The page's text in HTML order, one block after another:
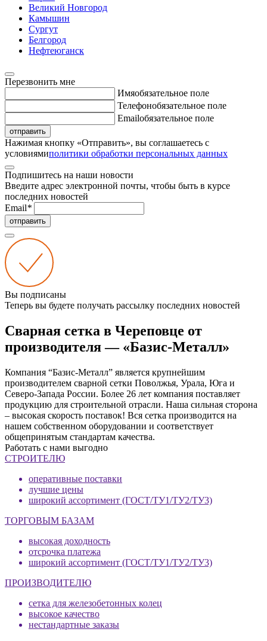
Великий Новгород
Камышин
Сургут
Белгород
Нефтеюганск
Перезвонить мне
Имяобязательное поле
Телефонобязательное поле
Emailобязательное поле
отправить
Нажимая кнопку «Отправить», вы соглашаетесь с
условиямиполитики обработки персональных данных
Подпишитесь на наши новости
Введите адрес электронной почты, чтобы быть в курсе
последних новостей
Email*
отправить
Вы подписаны
Теперь вы будете получать рассылку последних новостей
Сварная сетка в Череповце от
производителя — «Базис-Металл»
Компания “Базис-Металл” является крупнейшим
производителем сварной сетки Поволжья, Урала, Юга и
Северо-Запада России. Более 26 лет компания поставляет
продукцию для строительной отрасли. Наша сильная сторона
– высокая скорость поставок! Вся сетка производится на
нашем собственном оборудовании и соответствует
общепринятым стандартам качества.
Работать с нами выгодно
СТРОИТЕЛЮ
оперативные поставки
лучшие цены
широкий ассортимент (ГОСТ/ТУ1/ТУ2/ТУ3)
ТОРГОВЫМ БАЗАМ
высокая доходность
отсрочка платежа
широкий ассортимент (ГОСТ/ТУ1/ТУ2/ТУ3)
ПРОИЗВОДИТЕЛЮ
сетка для железобетонных колец
высокое качество
нестандартные заказы